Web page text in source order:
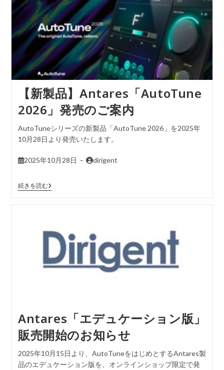
【新製品】Antares「AutoTune
2026」発売のご案内
AutoTuneシリーズの新製品「AutoTune 2026」を2025年
10月28日より発売いたします。
2025年10月28日 dirigent
続きを読む
Antares「エデュケーション版」
販売開始のお知らせ
2025年10月15日より、AutoTuneをはじめとするAntares製
品のエデュケーション版を、オンラインショップ限定で発